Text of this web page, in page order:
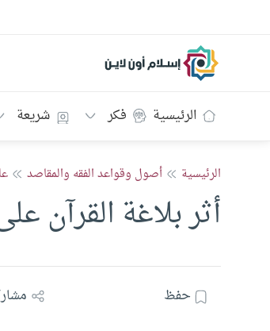
إسلام أون لاين
الرئيسية فكر شريعة
الرئيسية أصول وقواعد الفقه والمقاصد
أثر بلاغة القرآن
حفظ